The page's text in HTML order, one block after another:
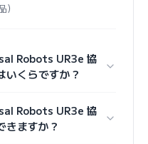
Robots UR3e 協
いくらですか？
Robots UR3e 協
きますか？